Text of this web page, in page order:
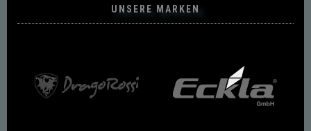
UNSERE MARKEN